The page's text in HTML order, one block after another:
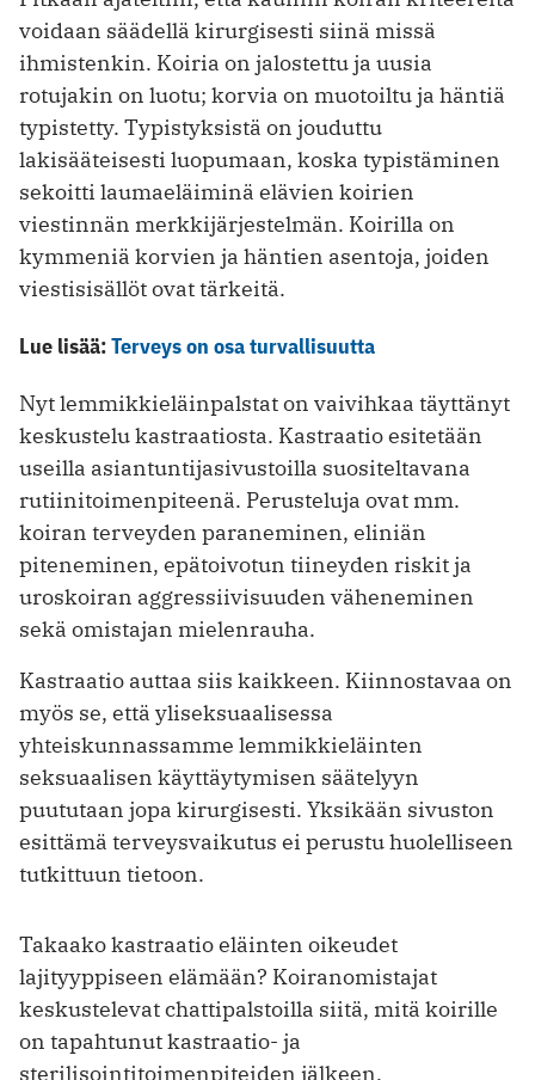
voidaan säädellä kirurgisesti siinä missä
ihmistenkin. Koiria on jalostettu ja uusia
rotujakin on luotu; korvia on muotoiltu ja häntiä
typistetty. Typistyksistä on jouduttu
lakisääteisesti luopumaan, koska typistäminen
sekoitti laumaeläiminä elävien koirien
viestinnän merkkijärjestelmän. Koirilla on
kymmeniä korvien ja häntien asentoja, joiden
viestisisällöt ovat tärkeitä.
Lue lisää:Terveys on osa turvallisuutta
Nyt lemmikkieläinpalstat on vaivihkaa täyttänyt
keskustelu kastraatiosta. Kastraatio esitetään
useilla asiantuntijasivustoilla suositeltavana
rutiinitoimenpiteenä. Perusteluja ovat mm.
koiran terveyden paraneminen, eliniän
piteneminen, epätoivotun tiineyden riskit ja
uroskoiran aggressiivisuuden väheneminen
sekä omistajan mielenrauha.
Kastraatio auttaa siis kaikkeen. Kiinnostavaa on
myös se, että yliseksuaalisessa
yhteiskunnassamme lemmikkieläinten
seksuaalisen käyttäytymisen säätelyyn
puututaan jopa kirurgisesti. Yksikään sivuston
esittämä terveysvaikutus ei perustu huolelliseen
tutkittuun tietoon.
Takaako kastraatio eläinten oikeudet
lajityyppiseen elämään? Koiranomistajat
keskustelevat chattipalstoilla siitä, mitä koirille
on tapahtunut kastraatio- ja
sterilisointitoimenpiteiden jälkeen.